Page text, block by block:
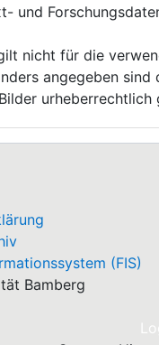
und
nicht für die
angegeben sind
urheberrechtlich
(FIS)
Bamberg